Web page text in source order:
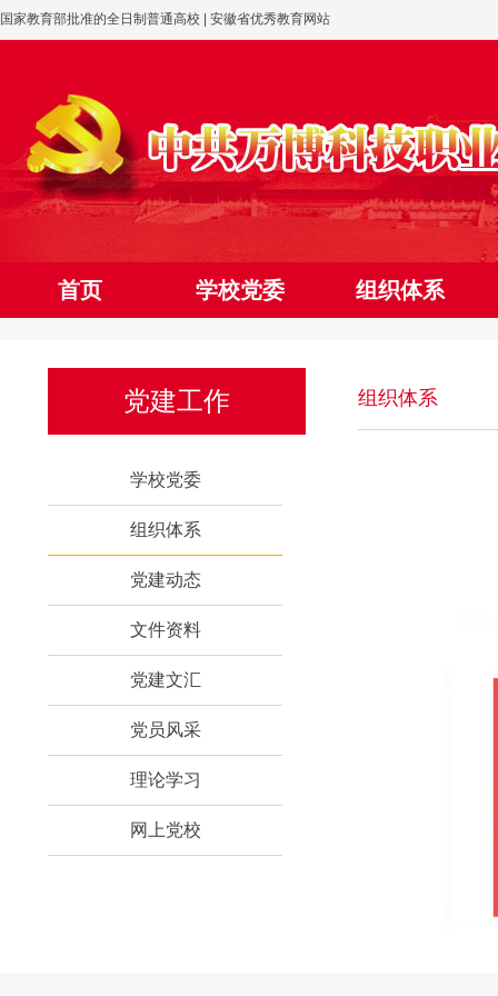
国家教育部批准的全日制普通高校 | 安徽省优秀教育网站
首页 学校党委 组织体系
党建工作
学校党委
组织体系
党建动态
文件资料
党建文汇
党员风采
理论学习
网上党校
组织体系